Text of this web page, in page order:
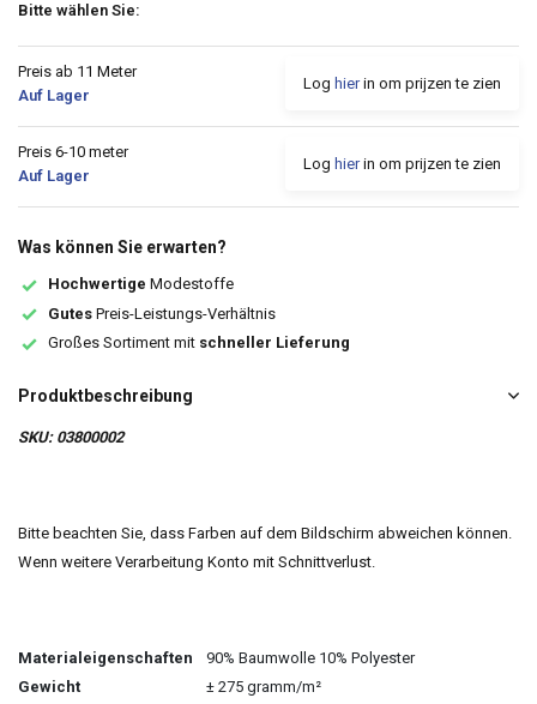
Bitte wählen Sie:
Preis ab 11 Meter
Auf Lager
Log hierin om prijzen te zien
Preis 6-10 meter
Auf Lager
Log hierin om prijzen te zien
Was können Sie erwarten?
Hochwertige Modestoffe
Gutes Preis-Leistungs-Verhältnis
Großes Sortiment mit schneller Lieferung
Produktbeschreibung
SKU: 03800002
Bitte beachten Sie, dass Farben auf dem Bildschirm abweichen können.
Wenn weitere Verarbeitung Konto mit Schnittverlust.
Materialeigenschaften
90% Baumwolle 10% Polyester
Gewicht
± 275 gramm/m²